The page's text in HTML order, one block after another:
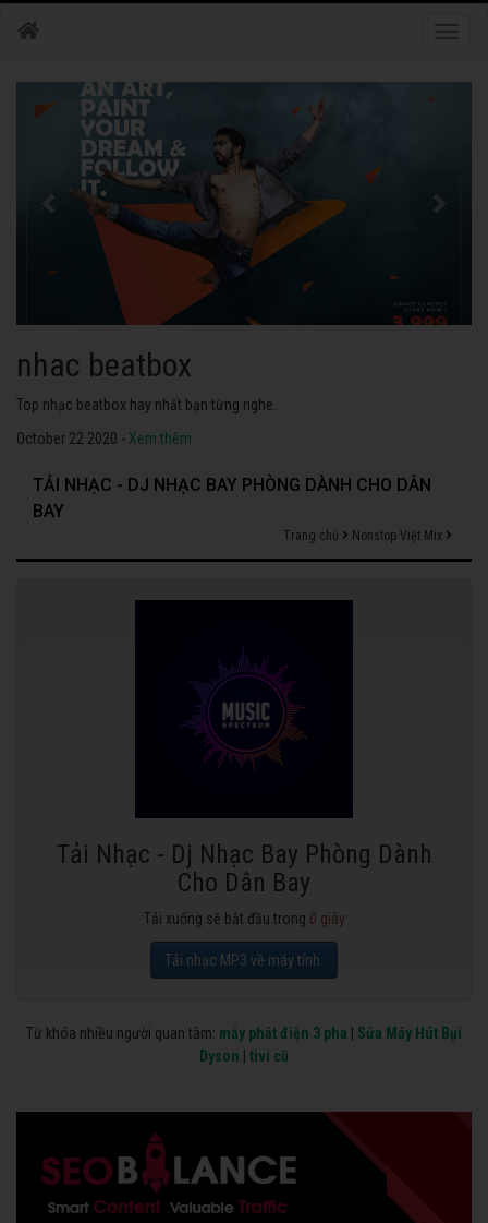
nhac dance
Những bài nhạc dance tuyển chọn 2020 hay nhất.
October 22 2020 - Xem thêm
TẢI NHẠC - DJ NHẠC BAY PHÒNG DÀNH CHO DÂN
BAY
Trang chủ Nonstop Việt Mix
Tải Nhạc - Dj Nhạc Bay Phòng Dành
Cho Dân Bay
Tải xuống sẽ bắt đầu trong 0 giây
Tải nhạc MP3 về máy tính.
Từ khóa nhiều người quan tâm: máy phát điện 3 pha
Sửa Máy Hút Bụi
Dyson
tivi cũ